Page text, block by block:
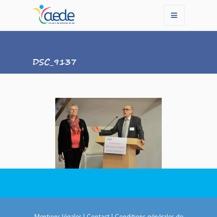
DSC_9137